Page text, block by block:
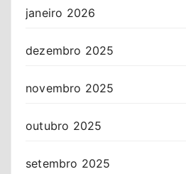
janeiro 2026
dezembro 2025
novembro 2025
outubro 2025
setembro 2025